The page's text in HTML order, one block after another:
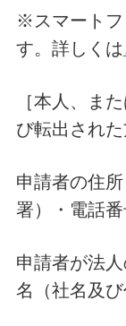
※スマートフ
す。詳しくは
［本人、ま
び転出された
申請者の住
署）・電話番
申請者が法
名（社名及び